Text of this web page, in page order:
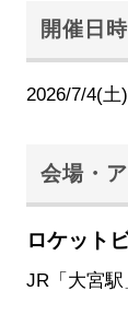
開催日時
2026/7/4(土
会場・
ロケット
JR「大宮